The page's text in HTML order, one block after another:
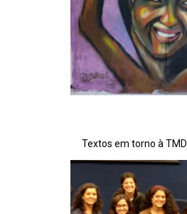
Textos em torno à TMD